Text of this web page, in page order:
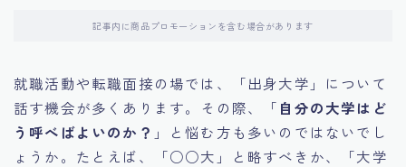
14.キャリアアップのための面接戦略
15.職場適応力をアピールする方法
記事内に商品プロモーションを含む場合があります
就職活動や転職面接の場では、「出身大学」について
話す機会が多くあります。その際、「 自分の大学はど
う呼べばよいのか？ 」と悩む方も多いのではないでし
ょうか。たとえば、「○○大」と略すべきか、「大学